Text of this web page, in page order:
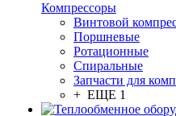
Компрессоры
Винтовой
Поршневые
Ротационные
Спиральные
Запчасти для
+ ЕЩЕ 1